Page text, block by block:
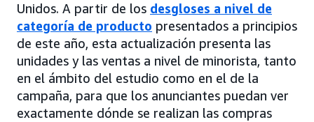
Unidos. A partir de los desgloses a nivel de
categoría de producto presentados a principios
de este año, esta actualización presenta las
unidades y las ventas a nivel de minorista, tanto
en el ámbito del estudio como en el de la
campaña, para que los anunciantes puedan ver
exactamente dónde se realizan las compras